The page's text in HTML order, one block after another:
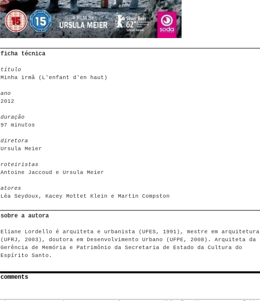
ficha técnica
título
Minha irmã (L'enfant d'en haut)
ano
2012
duração
97 minutos
diretora
Ursula Meier
roteiristas
Antoine Jaccoud e Ursula Meier
atores
Léa Seydoux, Kacey Mottet Klein e Martin Compston
sobre a autora
Eliane Lordello é arquiteta e urbanista (UFES, 1991), mestre em arquitetura
(UFRJ, 2003), doutora em Desenvolvimento Urbano (UFPE, 2008). Arquiteta da
Gerência de Memória e Patrimônio da Secretaria de Estado da Cultura do
Espírito Santo.
comments